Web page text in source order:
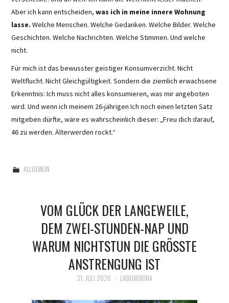
Aber ich kann entscheiden,was ich in meine innere Wohnung
lasse. Welche Menschen. Welche Gedanken. Welche Bilder. Welche
Geschichten. Welche Nachrichten. Welche Stimmen. Und welche
nicht.
Für mich ist das bewusster geistiger Konsumverzicht. Nicht
Weltflucht. Nicht Gleichgültigkeit. Sondern die ziemlich erwachsene
Erkenntnis: Ich muss nicht alles konsumieren, was mir angeboten
wird. Und wenn ich meinem 26-jährigen Ich noch einen letzten Satz
mitgeben dürfte, wäre es wahrscheinlich dieser: „Freu dich darauf,
46 zu werden. Älterwerden rockt.“
ALLGEMEIN
VOM GLÜCK DER LANGEWEILE,
DEM ZWEI-STUNDEN-NAP UND
WARUM NICHTSTUN DIE GRÖSSTE A
NSTRENGUNG IST
31. JULI 2026 LASIGNORINA